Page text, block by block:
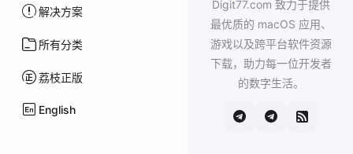
解决方案
所有分类
荔枝正版
English
Digit77.com 致力于提供
最优质的 macOS 应用、
游戏以及跨平台软件资源
下载，助力每一位开发者
的数字生活。